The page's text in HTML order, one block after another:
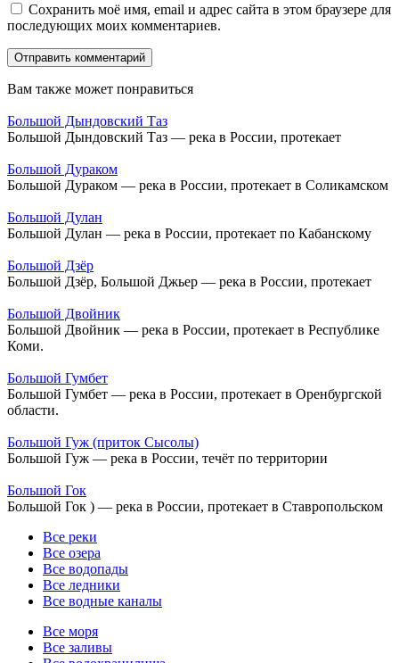
Сохранить моё имя, email и адрес сайта в этом браузере для
последующих моих комментариев.
Вам также может понравиться
Большой Дындовский Таз
Большой Дындовский Таз — река в России, протекает
Большой Дураком
Большой Дураком — река в России, протекает в Соликамском
Большой Дулан
Большой Дулан — река в России, протекает по Кабанскому
Большой Дзёр
Большой Дзёр, Большой Джьер — река в России, протекает
Большой Двойник
Большой Двойник — река в России, протекает в Республике
Коми.
Большой Гумбет
Большой Гумбет — река в России, протекает в Оренбургской
области.
Большой Гуж (приток Сысолы)
Большой Гуж — река в России, течёт по территории
Большой Гок
Большой Гок ) — река в России, протекает в Ставропольском
Все реки
Все озера
Все водопады
Все ледники
Все водные каналы
Все моря
Все заливы